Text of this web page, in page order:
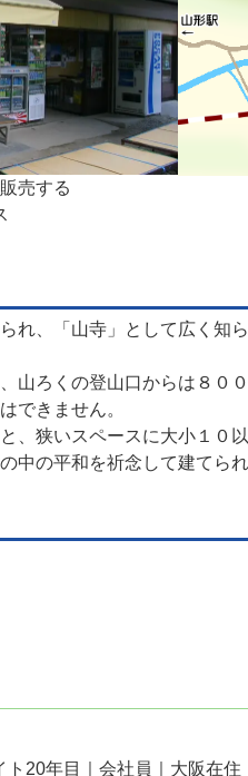
売する
れ、「山寺」として広く知
山ろくの登山口からは８０
できません。
、狭いスペースに大小１０
中の平和を祈念して建てら
ト20年目｜会社員｜大阪在住